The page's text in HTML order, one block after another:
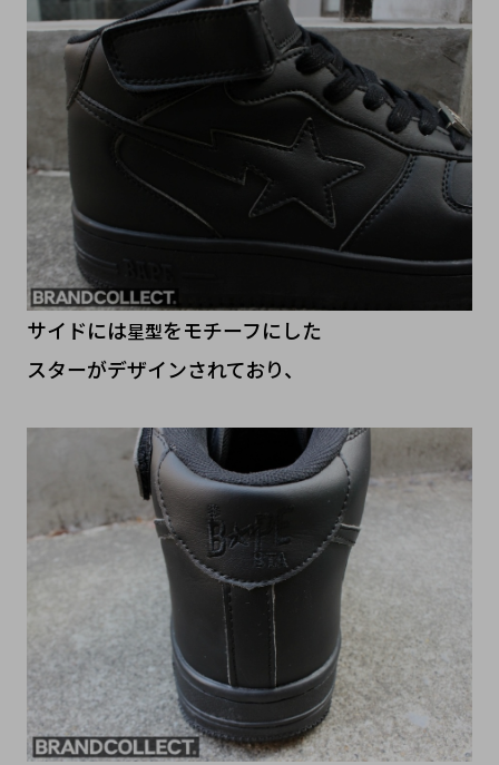
サイドには星型をモチーフにした
スターがデザインされており、